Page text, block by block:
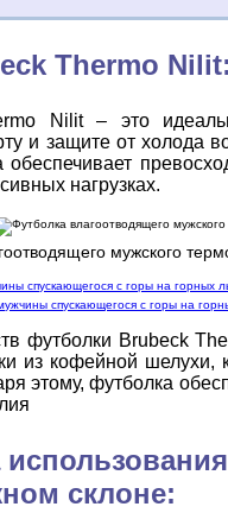
Thermo
Nilit – это
и защите от холода
обеспечивает
нагрузках.
мужского
спускающегося с горы на горных
спускающегося с горы на
футболки Brubeck
из кофейной шелухи,
этому, футболка
склоне: